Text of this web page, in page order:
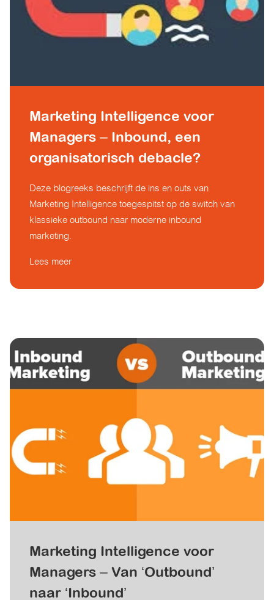
Marketing Intelligence voor
Managers – Inbound, een
organisatorisch debacle?
Deze blogreeks beschrijft de ins en outs van
Marketing Intelligence toegespitst op de switch van
klassieke outbound naar moderne inbound
marketing.
Lees meer
Marketing Intelligence voor
Managers – Van ‘Outbound’
naar ‘Inbound’